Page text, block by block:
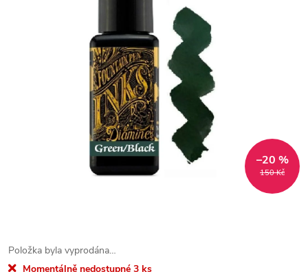
150 Kč
–20 %
Položka byla vyprodána…
Momentálně nedostupné 3 ks